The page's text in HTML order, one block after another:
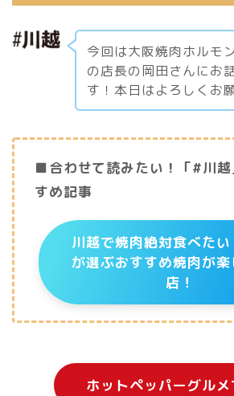
今回は大阪焼肉ホルモ
の店長の岡田さんにお
す！本日はよろしくお
■合わせて読みたい！「#川越
すめ記事
川越で焼肉絶対食べた
が選ぶおすすめ焼肉が
店！
ホットペッパーグル